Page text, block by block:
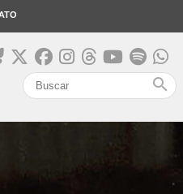
search